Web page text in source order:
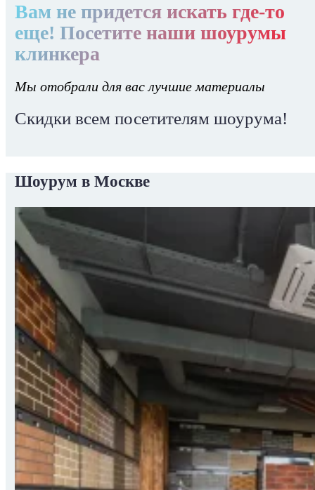
Вам не придется искать где-то
еще! Посетите наши шоурумы
клинкера
Мы отобрали для вас лучшие материалы
Скидки всем посетителям шоурума!
Шоурум в Москве